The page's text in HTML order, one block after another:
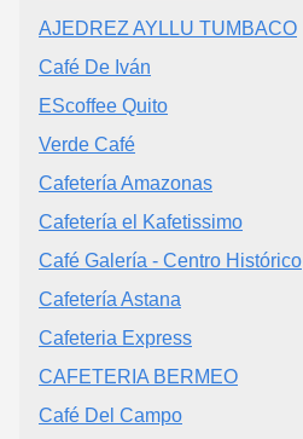
AJEDREZ AYLLU TUMBACO
Café De Iván
EScoffee Quito
Verde Café
Cafetería Amazonas
Cafetería el Kafetissimo
Café Galería - Centro Histórico
Cafetería Astana
Cafeteria Express
CAFETERIA BERMEO
Café Del Campo